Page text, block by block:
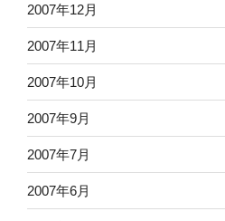
2007年12月
2007年11月
2007年10月
2007年9月
2007年7月
2007年6月